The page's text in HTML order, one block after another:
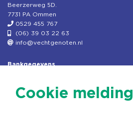
Beerzerweg 5D.
7731 PA Ommen
0529 455 767
(06) 39 03 22 63
info@vechtgenoten.nl
Bankgegevens
Rek.nr: NL85RABO0127579230
Cookie melding